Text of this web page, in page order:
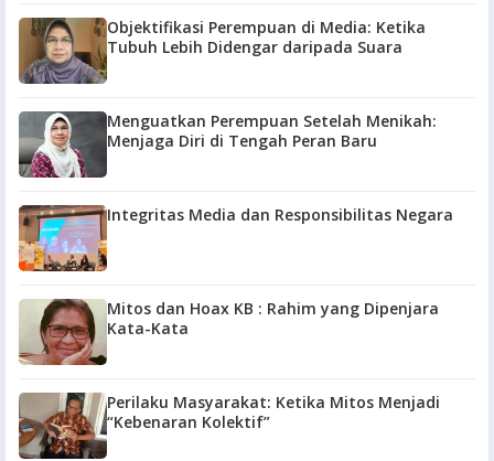
Objektifikasi Perempuan di Media: Ketika
Tubuh Lebih Didengar daripada Suara
Menguatkan Perempuan Setelah Menikah:
Menjaga Diri di Tengah Peran Baru
Integritas Media dan Responsibilitas Negara
Mitos dan Hoax KB : Rahim yang Dipenjara
Kata-Kata
Perilaku Masyarakat: Ketika Mitos Menjadi
“Kebenaran Kolektif”